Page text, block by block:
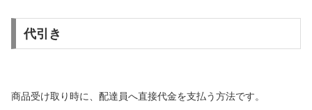
代引き
商品受け取り時に、配達員へ直接代金を支払う方法です。